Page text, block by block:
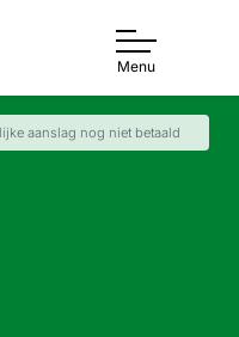
Menu
aanslag nog niet betaald